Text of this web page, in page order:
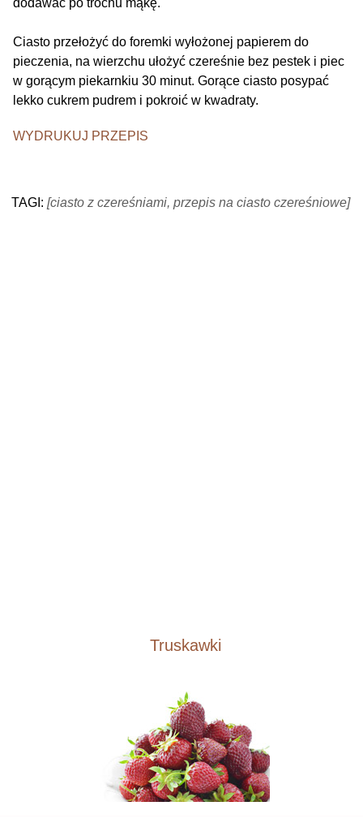
dodawać po trochu mąkę.
Ciasto przełożyć do foremki wyłożonej papierem do
pieczenia, na wierzchu ułożyć czereśnie bez pestek i piec
w gorącym piekarnkiu 30 minut. Gorące ciasto posypać
lekko cukrem pudrem i pokroić w kwadraty.
WYDRUKUJ PRZEPIS
TAGI: [ciasto z czereśniami, przepis na ciasto czereśniowe]
Truskawki